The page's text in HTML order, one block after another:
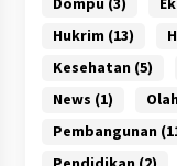
Hukrim (13)
Kesehatan (5)
News (1)
Pembangunan